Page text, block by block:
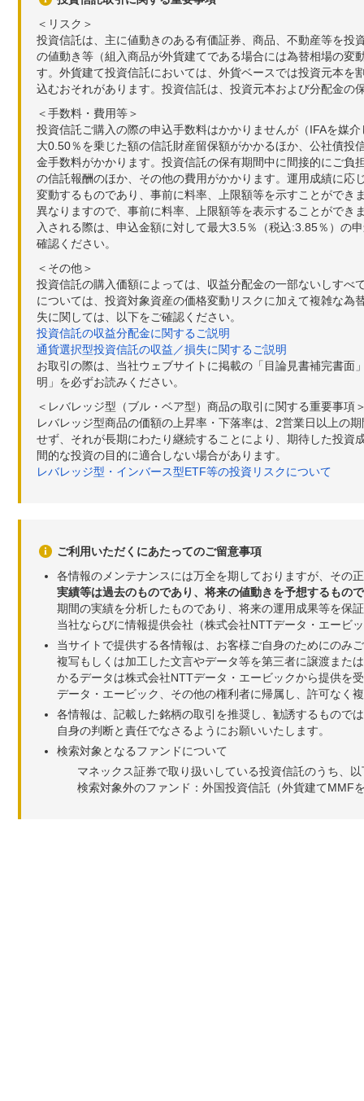
＜リスク＞
投資信託は、主に値動きのある有価証券、商品、不動産等を
の値動き等（組入商品が外貨建てである場合には為替相場の
す。外貨建て投資信託においては、外貨ベースでは投資元本
込むおそれがあります。投資信託は、投資元本および分配金の
＜手数料・費用等＞
投資信託ご購入の際の申込手数料はかかりませんが（IFAを媒
大0.50％を乗じた額の信託財産留保額がかかるほか、公社債
金手数料がかかります。投資信託の保有期間中に間接的にご
の信託報酬のほか、その他の費用がかかります。運用成績に
変動するものであり、事前に料率、上限額等を示すことがで
異なりますので、事前に料率、上限額等を表示することがで
入される際は、申込金額に対して最大3.5％（税込:3.85％）の
確認ください。
＜その他＞
投資信託の購入価額によっては、収益分配金の一部ないしす
については、投資対象資産の価格変動リスクに加えて複雑な
失に関しては、以下をご確認ください。
投資信託の収益分配金に関するご説明
通貨選択型投資信託の収益／損失に関するご説明
お取引の際は、当社ウェブサイトに掲載の「目論見書補完書
明」を必ずお読みください。
＜レバレッジ型（ブル・ベア型）商品の取引に関する重要事項
レバレッジ型商品の価額の上昇率・下落率は、2営業日以上の
せず、それが長期にわたり継続することにより、期待した投
間的な投資の目的に適合しない場合があります。
レバレッジ型・インバース型ETF等の投資リスクについて
ご利用いただくにあたってのご留意事項
各情報のメンテナンスには万全を期しておりますが、その
実績等は過去のものであり、将来の値動きを予想するもの
期間の実績を分析したものであり、将来の運用成果等を保
当社ならびに情報提供会社（株式会社NTTデータ・エービ
当サイトで提供する各情報は、お客様ご自身のためにのみ
複写もしくは加工した文言やデータ等を第三者に譲渡また
かるデータは株式会社NTTデータ・エービックから提供を
データ・エービック、その他の権利者に帰属し、許可なく
各情報は、記載した銘柄の取引を推奨し、勧誘するもので
自身の判断と責任でなさるようにお願いいたします。
検索対象となるファンドについて
マネックス証券で取り扱いしている投資信託のうち、
検索対象外のファンド：外国投資信託（外貨建てMMF